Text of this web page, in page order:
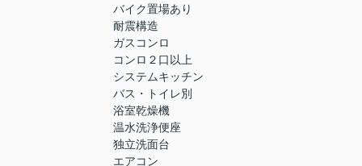
バイク置場あり
耐震構造
ガスコンロ
コンロ２口以上
システムキッチン
バス・トイレ別
浴室乾燥機
温水洗浄便座
独立洗面台
エアコン